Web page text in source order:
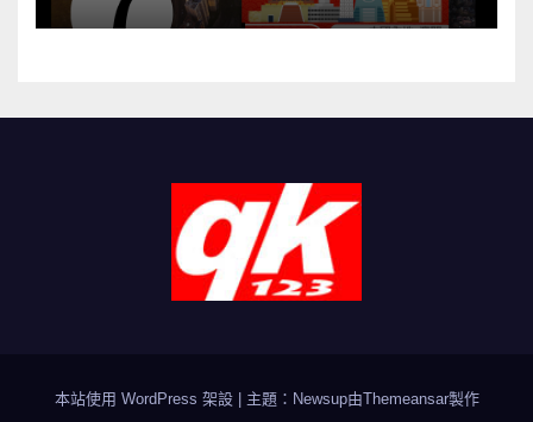
本站使用 WordPress 架設 主題：Newsup由Themeansar製作